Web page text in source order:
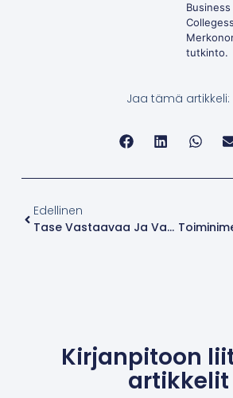
Business
tutkinto.
Jaa tämä artikkeli:
Edellinen
Tase Vastaavaa Ja Vastattavaa
Kirjanpitoon
artikkelit